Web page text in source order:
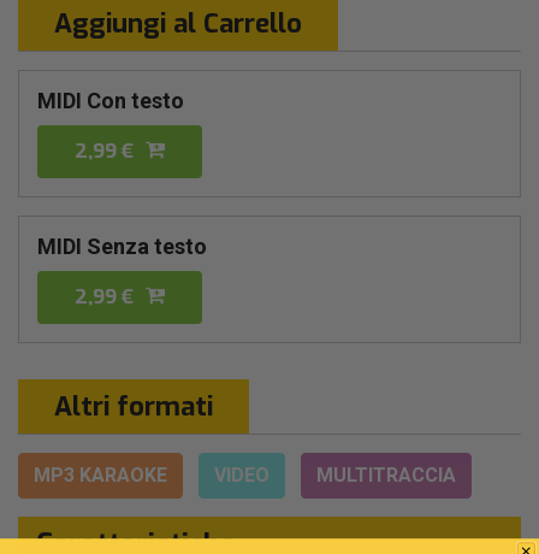
Aggiungi al Carrello
MIDI Con testo
2,99 €
MIDI Senza testo
2,99 €
Altri formati
MP3 KARAOKE VIDEO MULTITRACCIA
Caratteristiche